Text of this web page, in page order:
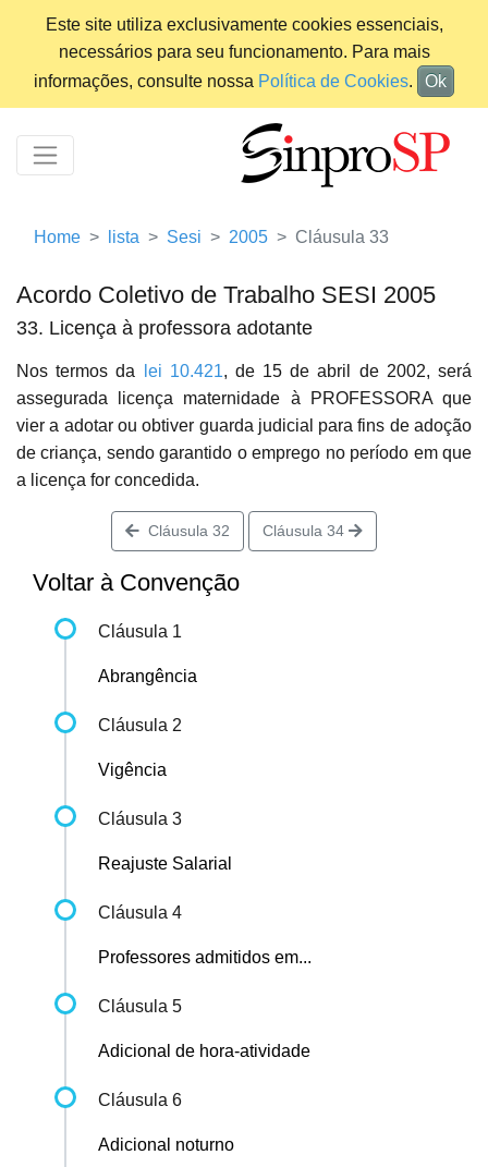
Este site utiliza exclusivamente cookies essenciais,
necessários para seu funcionamento. Para mais
informações, consulte nossa Política de Cookies. Ok
Home lista Sesi 2005 Cláusula 33
Acordo Coletivo de Trabalho SESI 2005
33. Licença à professora adotante
Nos termos da lei 10.421, de 15 de abril de 2002, será
assegurada licença maternidade à PROFESSORA que
vier a adotar ou obtiver guarda judicial para fins de adoção
de criança, sendo garantido o emprego no período em que
a licença for concedida.
Cláusula 32 Cláusula 34
Voltar à Convenção
Cláusula 1
Abrangência
Cláusula 2
Vigência
Cláusula 3
Reajuste Salarial
Cláusula 4
Professores admitidos em...
Cláusula 5
Adicional de hora-atividade
Cláusula 6
Adicional noturno